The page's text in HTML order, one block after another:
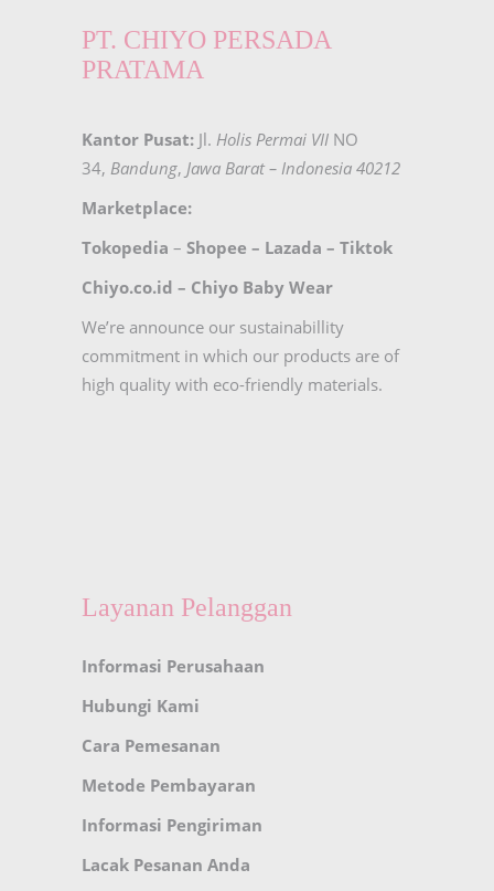
PT. CHIYO PERSADA
PRATAMA
Kantor Pusat: Jl. Holis Permai VII NO
34, Bandung, Jawa Barat – Indonesia 40212
Marketplace:
Tokopedia – Shopee – Lazada – Tiktok
Chiyo.co.id – Chiyo Baby Wear
We’re announce our sustainabillity
commitment in which our products are of
high quality with eco-friendly materials.
Layanan Pelanggan
Informasi Perusahaan
Hubungi Kami
Cara Pemesanan
Metode Pembayaran
Informasi Pengiriman
Lacak Pesanan Anda